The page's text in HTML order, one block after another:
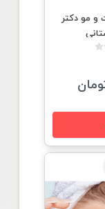
مو دكتر